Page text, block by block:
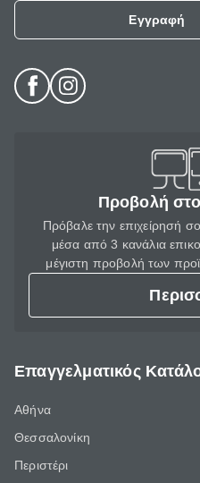
Εγγραφή
Προβολή
Πρόβαλε την επιχείρησή
μέσα από 3 κανάλια
μέγιστη προβολή των
Επαγγελματικός
Αθήνα
Θεσσαλονίκη
Περιστέρι